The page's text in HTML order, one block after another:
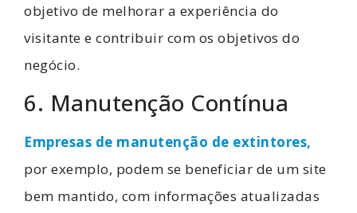
objetivo de melhorar a experiência do
visitante e contribuir com os objetivos do
negócio.
6. Manutenção Contínua
Empresas de manutenção de extintores,
por exemplo, podem se beneficiar de um site
bem mantido, com informações atualizadas